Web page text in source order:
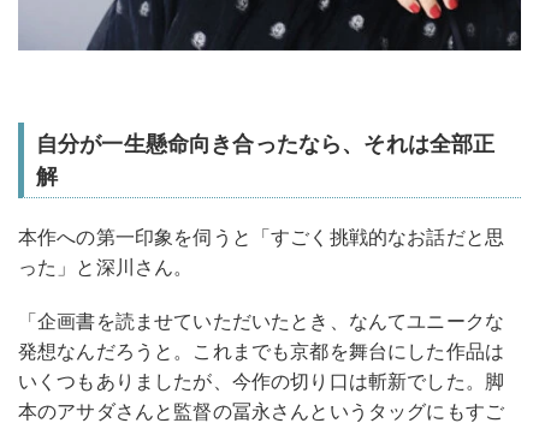
自分が一生懸命向き合ったなら、それは全部正
解
本作への第一印象を伺うと「すごく挑戦的なお話だと思
った」と深川さん。
「企画書を読ませていただいたとき、なんてユニークな
発想なんだろうと。これまでも京都を舞台にした作品は
いくつもありましたが、今作の切り口は斬新でした。脚
本のアサダさんと監督の冨永さんというタッグにもすご